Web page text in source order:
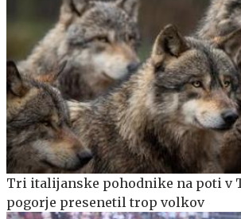
Tri italijanske pohodnike na poti v
pogorje presenetil trop volkov